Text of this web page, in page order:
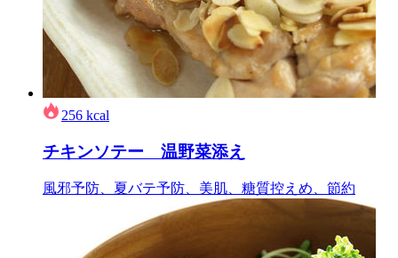
256 kcal
チキンソテー 温野菜添え
風邪予防、夏バテ予防、美肌、糖質控えめ、節約